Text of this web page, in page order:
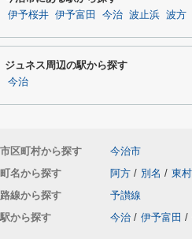
伊予桜井 伊予富田 今治 波止浜 波方
ジュネス周辺の駅から探す
今治
市区町村から探す
今治市
町名から探す
阿方 / 別名 / 東村
路線から探す
予讃線
駅から探す
今治 / 伊予富田 /